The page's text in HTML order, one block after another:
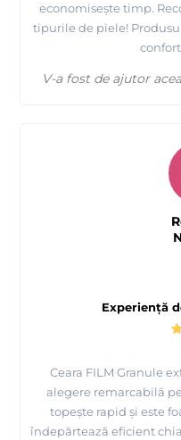
Prezentare produse
economisește timp.
tipurile de piele!
V-a fost de ajutor
Experiență
Ceara FILM Granule
alegere remarcabilă
topește rapid și este
îndepărtează eficient